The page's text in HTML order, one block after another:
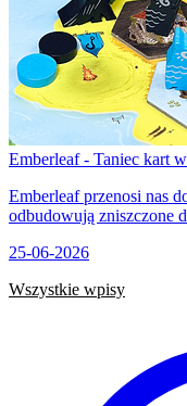
Emberleaf - Taniec kart
Emberleaf przenosi nas
odbudowują zniszczone
25-06-2026
Wszystkie wpisy